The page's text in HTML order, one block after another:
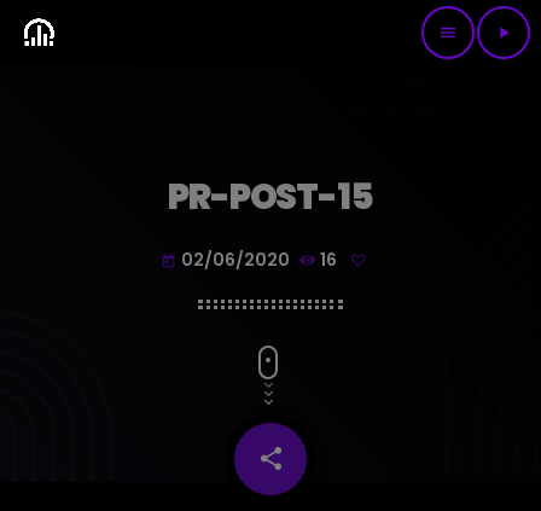
menu play_arrow
PR-POST-15
today 02/06/2020 16
share
email